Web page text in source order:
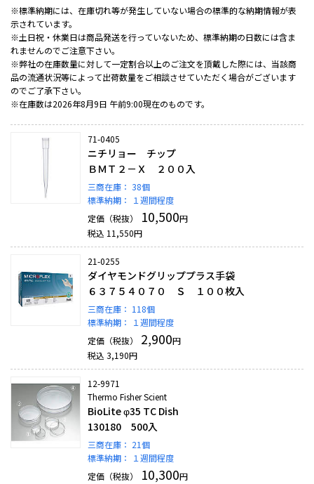
※標準納期には、在庫切れ等が発生していない場合の標準的な納期情報が表
示されています。
※土日祝・休業日は商品発送を行っていないため、標準納期の日数には含ま
れませんのでご注意下さい。
※弊社の在庫数量に対して一定割合以上のご注文を頂戴した際には、当該商
品の流通状況等によって出荷数量をご相談させていただく場合がございます
のでご了承下さい。
※在庫数は2026年8月9日 午前9:00現在のものです。
71-0405
ニチリョー チップ
ＢＭＴ２－Ｘ ２００入
三商在庫： 38個
標準納期：
１週間程度
定価（税抜）
10,500円
税込 11,550円
21-0255
ダイヤモンドグリッププラス手袋
６３７５４０７０ Ｓ １００枚入
三商在庫： 118個
標準納期：
１週間程度
定価（税抜）
2,900円
税込 3,190円
12-9971
Thermo Fisher Scient
BioLite φ35 TC Dish
130180 500入
三商在庫： 21個
標準納期：
１週間程度
定価（税抜）
10,300円